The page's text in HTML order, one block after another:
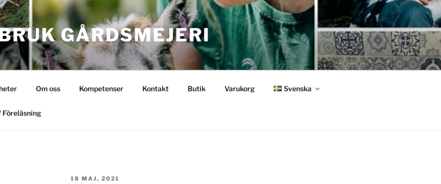
GÅRDSMEJERI
Om oss Kompetenser Kontakt Butik Varukorg Svenska
Föreläsning
PUBLICERAT
18 MAJ, 2021